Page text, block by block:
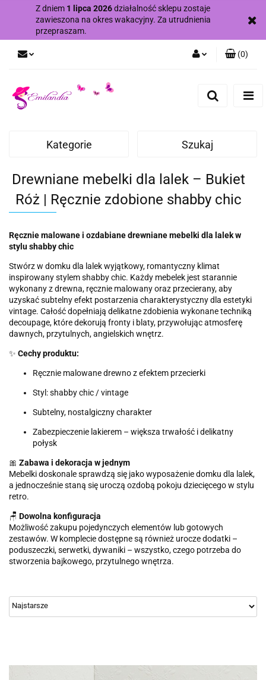
Z dniem 1 lipca 2026działalność sklepu zostaje
zawieszona na okres wakacyjny. Za utrudnienia
przepraszam.
(0)
Kategorie Szukaj
Drewniane mebelki dla lalek – Bukiet
Róż | Ręcznie zdobione shabby chic
Ręcznie malowane i ozdabiane drewniane mebelki dla lalek w
stylu shabby chic
Stwórz w domku dla lalek wyjątkowy, romantyczny klimat
inspirowany stylem shabby chic. Każdy mebelek jest starannie
wykonany z drewna, ręcznie malowany oraz przecierany, aby
uzyskać subtelny efekt postarzenia charakterystyczny dla estetyki
vintage. Całość dopełniają delikatne zdobienia wykonane techniką
decoupage, które dekorują fronty i blaty, przywołując atmosferę
dawnych, przytulnych, angielskich wnętrz.
✨ Cechy produktu:
Ręcznie malowane drewno z efektem przecierki
Styl: shabby chic / vintage
Subtelny, nostalgiczny charakter
Zabezpieczenie lakierem – większa trwałość i delikatny
połysk
🎀 Zabawa i dekoracja w jednym
Mebelki doskonale sprawdzą się jako wyposażenie domku dla lalek,
a jednocześnie staną się uroczą ozdobą pokoju dziecięcego w stylu
retro.
🪑 Dowolna konfiguracja
Możliwość zakupu pojedynczych elementów lub gotowych
zestawów. W komplecie dostępne są również urocze dodatki –
poduszeczki, serwetki, dywaniki – wszystko, czego potrzeba do
stworzenia bajkowego, przytulnego wnętrza.